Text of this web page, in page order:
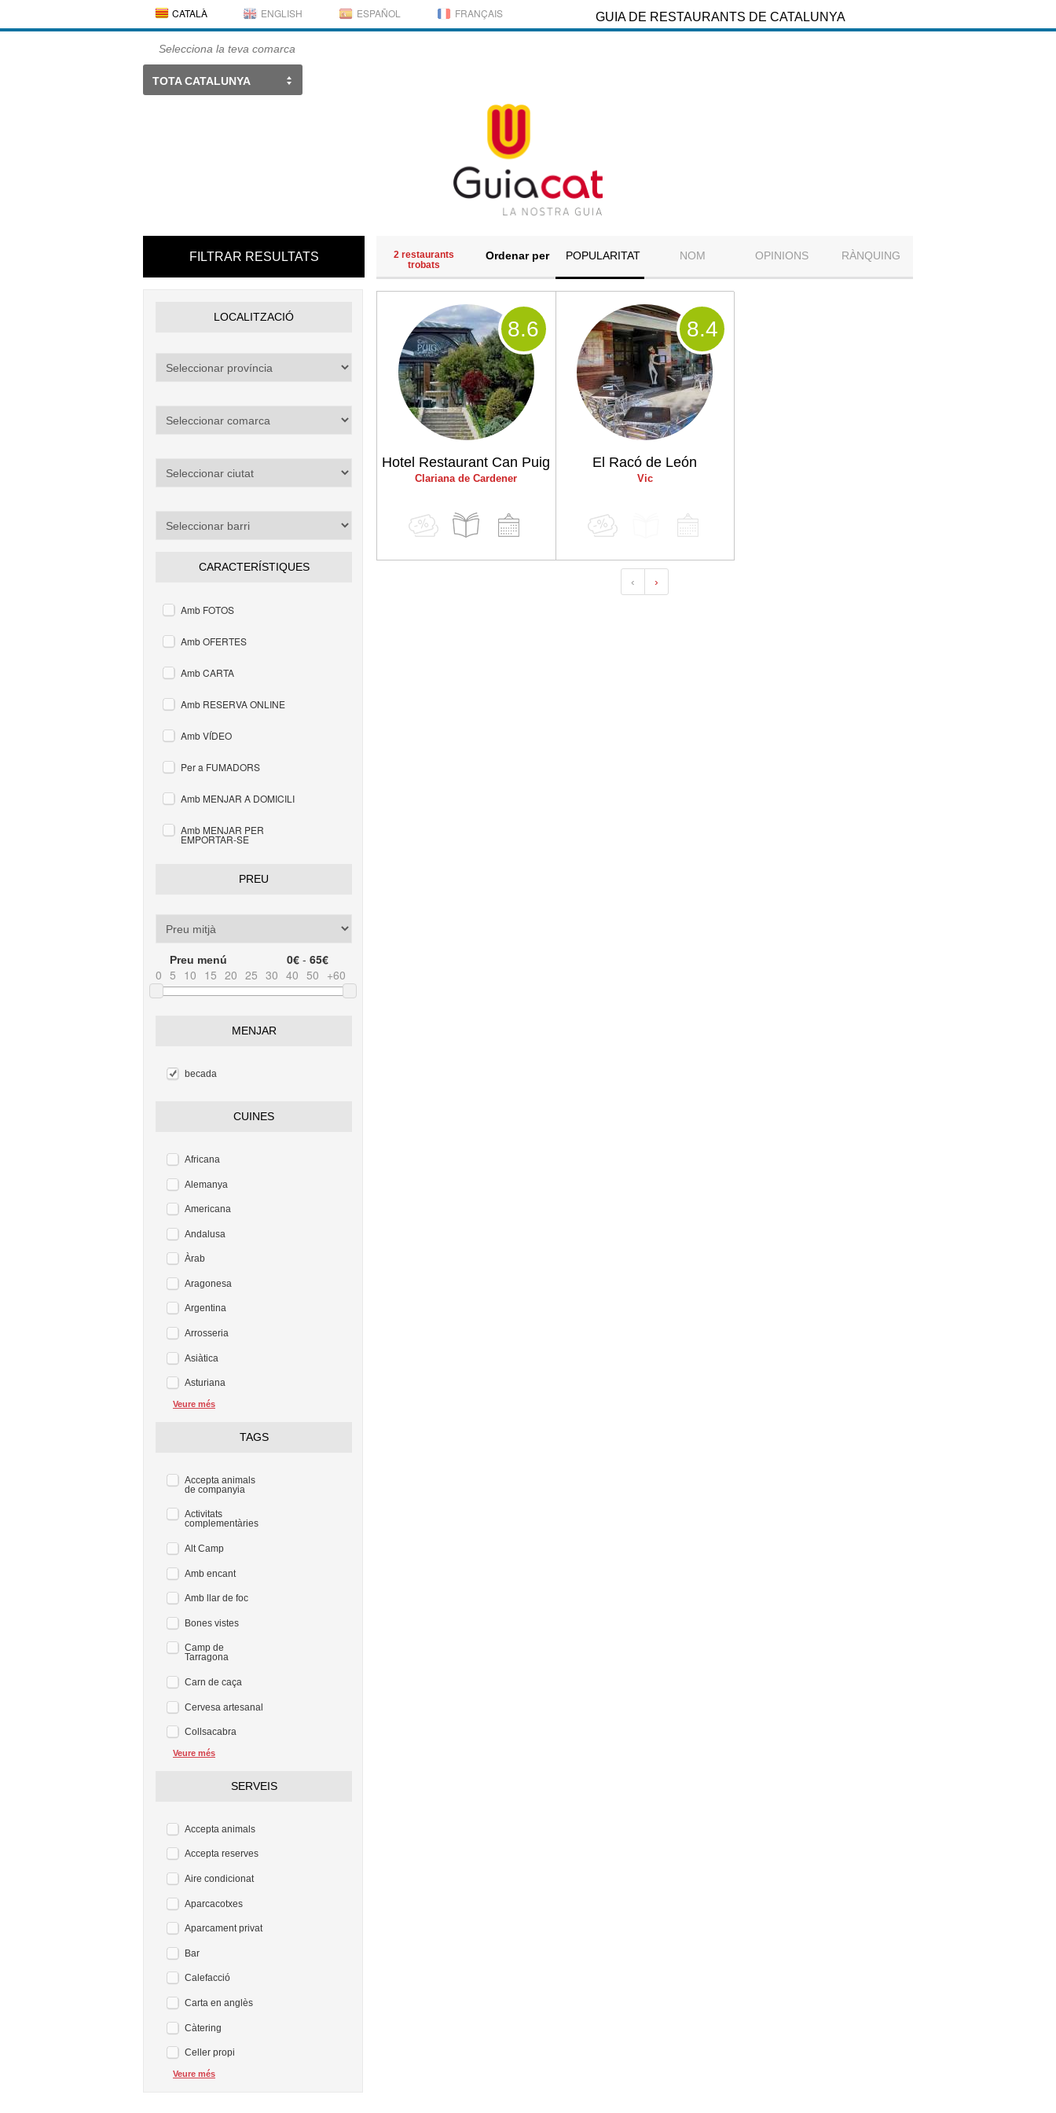
CATALÀ ENGLISH ESPAÑOL FRANÇAIS GUIA DE RESTAURANTS DE CATALUNYA
Selecciona la teva comarca
TOTA CATALUNYA
FILTRAR RESULTATS
LOCALITZACIÓ
CARACTERÍSTIQUES
Amb FOTOS
Amb OFERTES
Amb CARTA
Amb RESERVA ONLINE
Amb VÍDEO
Per a FUMADORS
Amb MENJAR A DOMICILI
Amb MENJAR PER
EMPORTAR-SE
PREU
Preu menú 0€ - 65€
0 5 10 15 20 25 30 40 50 +60
MENJAR
becada
CUINES
Africana
Alemanya
Americana
Andalusa
Àrab
Aragonesa
Argentina
Arrosseria
Asiàtica
Asturiana
Veure més
TAGS
Accepta animals
de companyia
Activitats
complementàries
Alt Camp
Amb encant
Amb llar de foc
Bones vistes
Camp de
Tarragona
Carn de caça
Cervesa artesanal
Collsacabra
Veure més
SERVEIS
Accepta animals
Accepta reserves
Aire condicionat
Aparcacotxes
Aparcament privat
Bar
Calefacció
Carta en anglès
Càtering
Celler propi
Veure més
2 restaurants
trobats
Ordenar per POPULARITAT NOM OPINIONS RÀNQUING
Hotel Restaurant Can Puig
Clariana de Cardener
8.6
El Racó de León
Vic
8.4
‹ ›